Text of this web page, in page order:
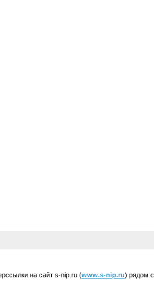
на сайт s-nip.ru (www.s-nip.ru) рядом